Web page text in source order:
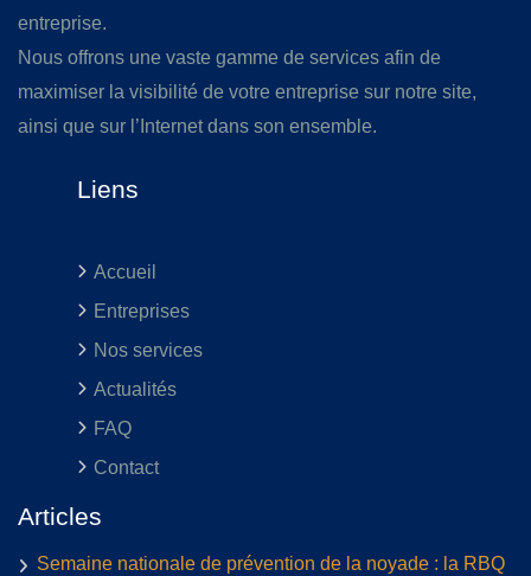
entreprise.
Nous offrons une vaste gamme de services afin de
maximiser la visibilité de votre entreprise sur notre site,
ainsi que sur l’Internet dans son ensemble.
Liens
Accueil
Entreprises
Nos services
Actualités
FAQ
Contact
Articles
Semaine nationale de prévention de la noyade : la RBQ